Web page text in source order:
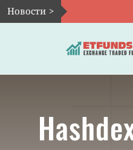
Skip
to
Новости >